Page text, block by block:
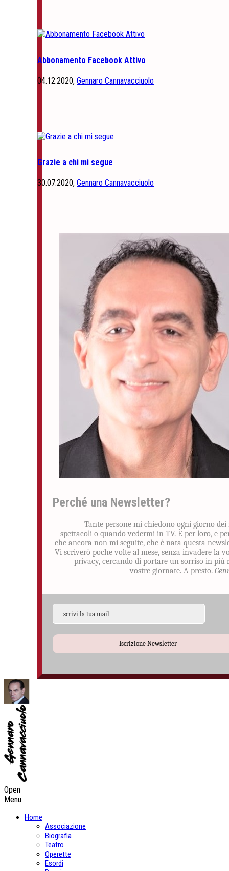
Abbonamento Facebook Attivo
04.12.2020, Gennaro Cannavacciuolo
Grazie a chi mi segue
30.07.2020, Gennaro Cannavacciuolo
Perché una Newsletter?
Tante persone mi chiedono ogni giorno dei
spettacoli o quando vedermi in TV. È per loro, e
che ancora non mi seguite, che è nata questa
Vi scriverò poche volte al mese, senza invadere la
privacy, cercando di portare un sorriso in più
vostre giornate. A presto.
Iscrizione Newsletter
Open
Menu
Home
Associazione
Biografia
Teatro
Operette
Esordi